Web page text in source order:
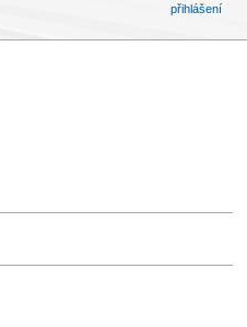
přihlášení